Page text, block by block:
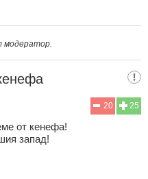
модератор.
25
20
от кенефа!
запад!